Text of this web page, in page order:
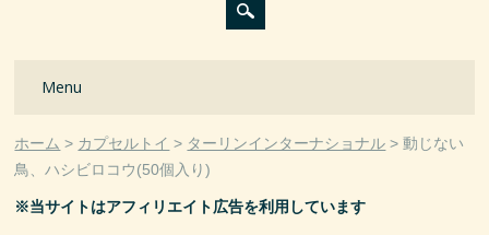
Main menu
Menu
ホーム カプセルトイ ターリンインターナショナル
動じない
鳥、ハシビロコウ(50個入り)
※当サイトはアフィリエイト広告を利用しています